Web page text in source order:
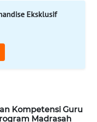
Eksklusif
Kompetensi Guru
Madrasah